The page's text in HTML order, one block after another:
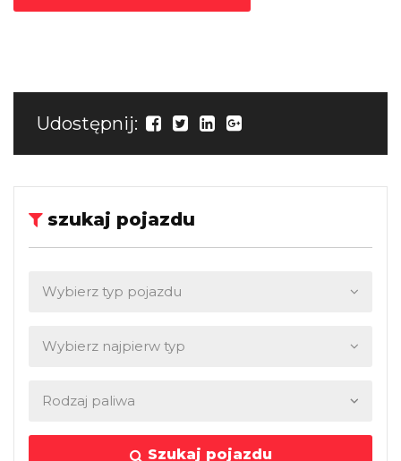
Udostępnij:
szukaj pojazdu
Szukaj pojazdu